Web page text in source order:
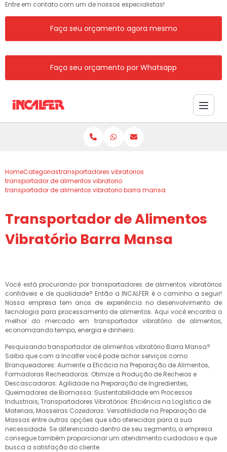
Entre em contato com um de nossos especialistas!
Faça seu orçamento agora mesmo
Faça seu orçamento por Whatsapp
HomeCategoriastransportadores vibratorios
transportador de alimentos vibratorio
transportador de alimentos vibratorio barra mansa
Transportador de Alimentos
Vibratório Barra Mansa
Você está procurando por transportadores de alimentos vibratórios
confiáveis e de qualidade? Então a INCALFER é o caminho a seguir!
Nossa empresa tem anos de experiência no desenvolvimento de
tecnologia para processamento de alimentos. Aqui você encontra o
melhor do mercado em transportador vibratório de alimentos,
economizando tempo, energia e dinheiro.
Pesquisando transportador de alimentos vibratório Barra Mansa?
Saiba que com a Incalfer você pode achar serviços como
Branqueadores: Aumente a Eficácia na Preparação de Alimentos,
Formadoras Recheadoras: Otimize a Produção de Recheios e
Descascadoras: Agilidade na Preparação de Ingredientes,
Queimadores de Biomassa: Sustentabilidade em Processos
Industriais, Transportadores Vibratórios: Eficiência na Logística de
Materiais, Masseiras Cozedoras: Versatilidade na Preparação de
Massas entre outras opções que são oferecidas para a sua
necessidade. Se diferenciado dentro de seu segmento, a empresa
consegue também proporcionar um atendimento cuidadoso e que
busca a satisfação do cliente.